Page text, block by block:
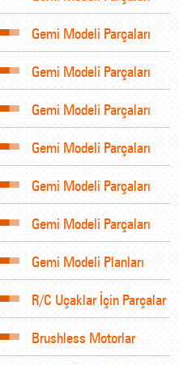
Gemi Modeli Parçaları
Gemi Modeli Parçaları
Gemi Modeli Parçaları
Gemi Modeli Parçaları
Gemi Modeli Parçaları
Gemi Modeli Parçaları
Gemi Modeli Planları
R/C Uçaklar İçin Parçalar
Brushless Motorlar